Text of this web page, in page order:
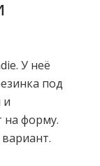
У неё
под
и
форму.